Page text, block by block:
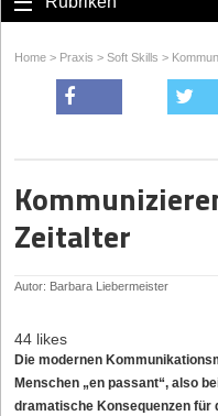
Home > Praxis > Soft Skills >
Zeitalter
Autor: Barbara Liebermeister
44 likes
Die modernen
Menschen „en passant“, also
dramatische Konsequenzen für